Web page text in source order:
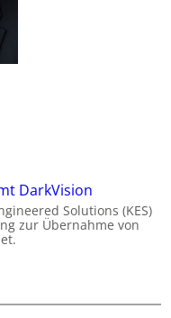
DarkVision
Solutions (KES)
zur Übernahme von